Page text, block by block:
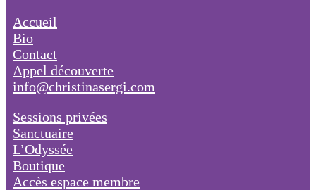
Accueil
Bio
Contact
Appel découverte
info@christinasergi.com
Sessions privées
Sanctuaire
L’Odyssée
Boutique
Accès espace membre